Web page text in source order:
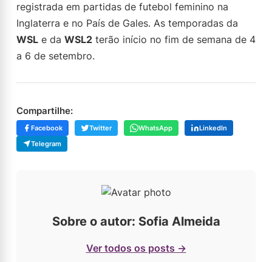
registrada em partidas de futebol feminino na
Inglaterra e no País de Gales. As temporadas da
WSL e da WSL2 terão início no fim de semana de 4
a 6 de setembro.
Compartilhe:
Facebook Twitter WhatsApp
LinkedIn
Telegram
Sobre o autor: Sofia Almeida
Ver todos os posts →